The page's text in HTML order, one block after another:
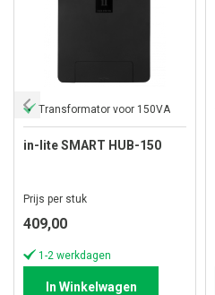
Transformator voor 150VA
in-lite SMART HUB-150
Prijs per stuk
409,00
1-2 werkdagen
In Winkelwagen